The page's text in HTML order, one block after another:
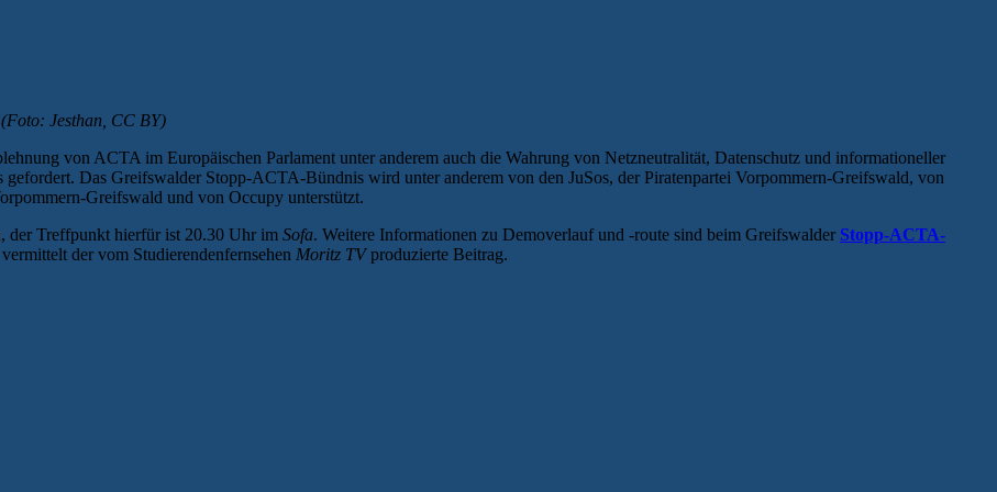
(Foto: Jesthan, CC BY)
von ACTA im Europäischen Parlament unter anderem auch die Wahrung von Netzneutralität, Datenschutz und informationeller
gefordert. Das Greifswalder Stopp-ACTA-Bündnis wird unter anderem von den JuSos, der Piratenpartei Vorpommern-Greifswald, von
Greifswald und von Occupy unterstützt.
der Treffpunkt hierfür ist 20.30 Uhr im Sofa. Weitere Informationen zu Demoverlauf und -route sind beim Greifswalder Stopp-ACTA-
der vom Studierendenfernsehen Moritz TVproduzierte Beitrag.